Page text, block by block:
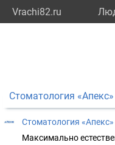
Vrachi82.ru
Стоматология «Апекс»
Стоматология «Апекс»
Максимально